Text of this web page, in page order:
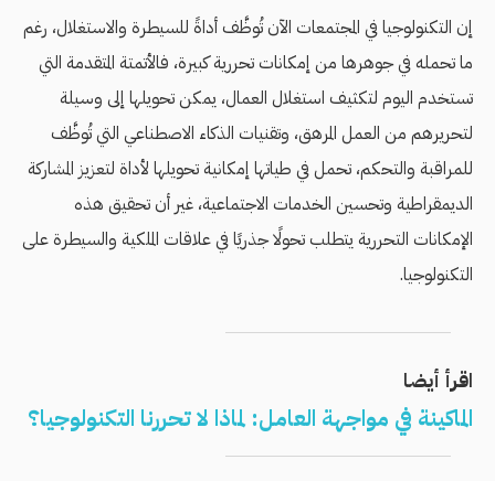
إن التكنولوجيا في المجتمعات الآن تُوظَّف أداةً للسيطرة والاستغلال، رغم
ما تحمله في جوهرها من إمكانات تحررية كبيرة، فالأتمتة المتقدمة التي
تستخدم اليوم لتكثيف استغلال العمال، يمكن تحويلها إلى وسيلة
لتحريرهم من العمل المرهق، وتقنيات الذكاء الاصطناعي التي تُوظَّف
للمراقبة والتحكم، تحمل في طياتها إمكانية تحويلها لأداة لتعزيز المشاركة
الديمقراطية وتحسين الخدمات الاجتماعية، غير أن تحقيق هذه
الإمكانات التحررية يتطلب تحولًا جذريًا في علاقات الملكية والسيطرة على
التكنولوجيا.
اقرأ أيضا
الماكينة في مواجهة العامل: لماذا لا تحررنا التكنولوجيا؟